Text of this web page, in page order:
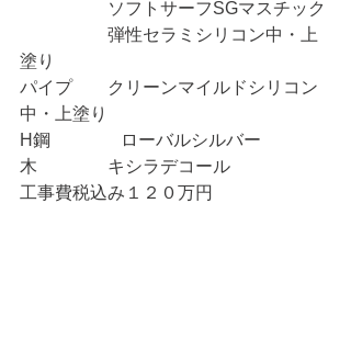
ソフトサーフSGマスチック
弾性セラミシリコン中・上
塗り
パイプ　　クリーンマイルドシリコン
中・上塗り
H鋼　　　　ローバルシルバー
木　　　　キシラデコール
工事費税込み１２０万円